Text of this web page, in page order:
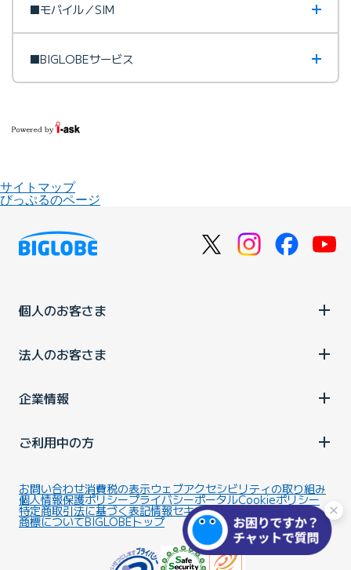
■モバイル／SIM
■BIGLOBEサービス
サイトマップ
びっぷるのページ
個人のお客さま
法人のお客さま
企業情報
ご利用中の方
お問い合わせ消費税の表示ウェブアクセシビリティの取り組み
個人情報保護ポリシープライバシーポータルCookieポリシー
特定商取引法に基づく表記情報セキュリティ基本方針
商標についてBIGLOBEトップ